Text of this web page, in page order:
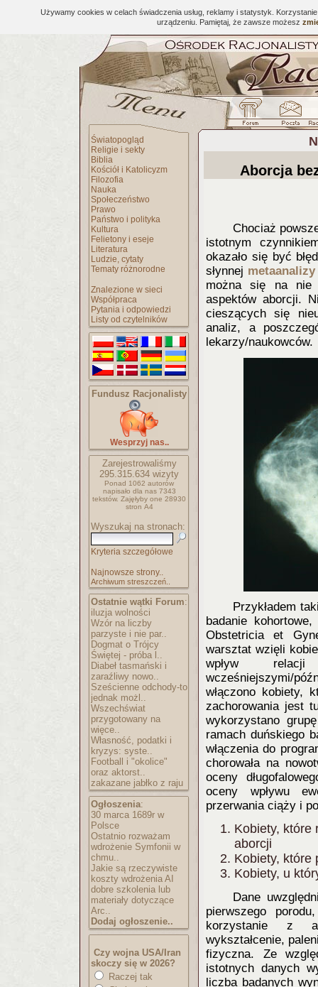
Używamy cookies w celach świadczenia usług, reklamy i statystyk.
urządzeniu. Pamiętaj, że zawsze możesz
Światopogląd
Religie i sekty
Biblia
Kościół i Katolicyzm
Filozofia
Nauka
Społeczeństwo
Prawo
Państwo i polityka
Kultura
Felietony i eseje
Literatura
Ludzie, cytaty
Tematy różnorodne
Znalezione w sieci
Współpraca
Pytania i odpowiedzi
Listy od czytelników
Fundusz Racjonalisty
Wesprzyj nas..
Zarejestrowaliśmy
295.315.634 wizyty
Ponad 1062 autorów
napisało dla nas 7343
tekstów. Zajęłyby one 28930
stron A4
Wyszukaj na stronach:
Kryteria szczegółowe
Najnowsze strony..
Archiwum streszczeń..
Ostatnie wątki Forum:
iluzja wolności
Wzór na liczby
parzyste i nie par..
Dogmat o Trójcy
Świętej - próba l..
Diabeł tasmański i
zaraźliwy nowo..
Sześcienne odchody-to
jednak możl..
Wszechświat
przygotowany na
więce..
Własność, podatki i
kryzys: syste..
Football i "okolice"
oraz aktorst..
zakazane jabłko z raju
Ogłoszenia:
30 marca 1689r w
Polsce
Ostatnio rozważam
wdrożenie Symfonii w
chmu..
Jakie są rzeczywiste
koszty wdrożenia AI
dobre szkolenia lub
materiały dotyczące
Arc..
Dodaj ogłoszenie..
Czy wojna USA/Iran
skoczy się w 2026?
Raczej tak
Aborcja
Chociaż
istotnym
okazało się być
słynnej metaanalizy
można się na nie
aspektów aborcji.
cieszących się
analiz, a
lekarzy/naukowców.
Przykładem
badanie
Obstetricia et
warsztat wzięli
wpływ
wcześniejszymi/
włączono kobiety,
zachorowania jest
wykorzystano
ramach duńskiego
włączenia do
chorowała na
oceny
oceny wpływu
przerwania ciąży i
Kobiety, które
aborcji
Kobiety, które
Kobiety, u
Dane
pierwszego
korzystanie z
wykształcenie,
fizyczna. Ze
istotnych danych
liczba badanych